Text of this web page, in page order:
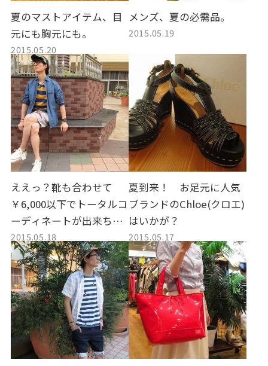
夏のマストアイテム、目
元にも胸元にも。
2015.05.20
メンズ、夏の必需品。
2015.05.19
ええっ？靴も合わせて
￥6,000以下でトータルコ
ーディネートが出来ちゃ
うの！？【トレファクス
タイル尼崎】
2015.05.18
夏到来！ お足元に人気
ブランドのChloe(クロエ)
はいかが？
2015.05.17